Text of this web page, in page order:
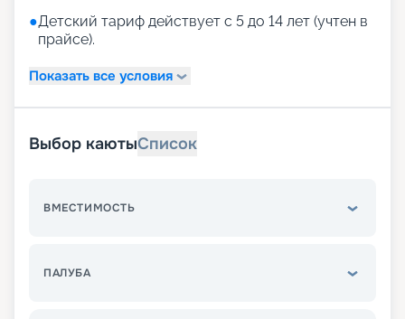
●Детский тариф действует с 5 до 14 лет (учтен в
прайсе).
Показать все условия
Выбор каютыСписок
ВМЕСТИМОСТЬ
ПАЛУБА